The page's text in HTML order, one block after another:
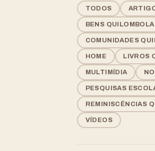
TODOS
BENS
COMUNIDADES
HOME LIVROS
MULTIMÍDIA
PESQUISAS
REMINISCÊNCIAS
VÍDEOS